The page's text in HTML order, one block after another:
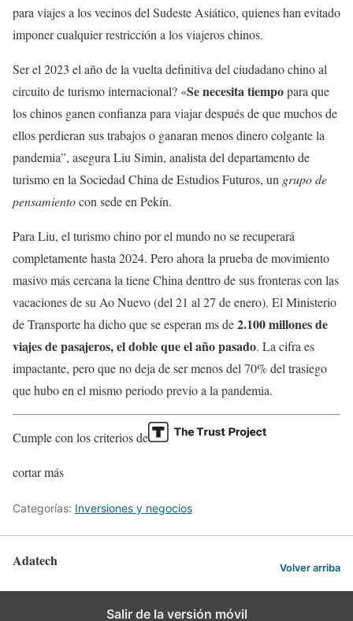
para viajes a los vecinos del Sudeste Asiático, quienes han evitado
imponer cualquier restricción a los viajeros chinos.
Ser el 2023 el año de la vuelta definitiva del ciudadano chino al
circuito de turismo internacional? «Se necesita tiempopara que
los chinos ganen confianza para viajar después de que muchos de
ellos perdieran sus trabajos o ganaran menos dinero colgante la
pandemia”, asegura Liu Simin, analista del departamento de
turismo en la Sociedad China de Estudios Futuros, un grupo de
pensamientocon sede en Pekín.
Para Liu, el turismo chino por el mundo no se recuperará
completamente hasta 2024. Pero ahora la prueba de movimiento
masivo más cercana la tiene China denttro de sus fronteras con las
vacaciones de su Ao Nuevo (del 21 al 27 de enero). El Ministerio
de Transporte ha dicho que se esperan ms de2.100 millones de
viajes de pasajeros, el doble que el año pasado. La cifra es
impactante, pero que no deja de ser menos del 70% del trasiego
que hubo en el mismo periodo previo a la pandemia.
Cumple con los criterios de
cortar más
Categorías: Inversiones y negocios
Adatech Volver arriba
Salir de la versión móvil